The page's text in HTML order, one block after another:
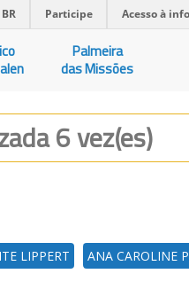
Participe Acesso à
Palmeira
das Missões
6 vez(es)
LIPPERT ANA CAROLINE